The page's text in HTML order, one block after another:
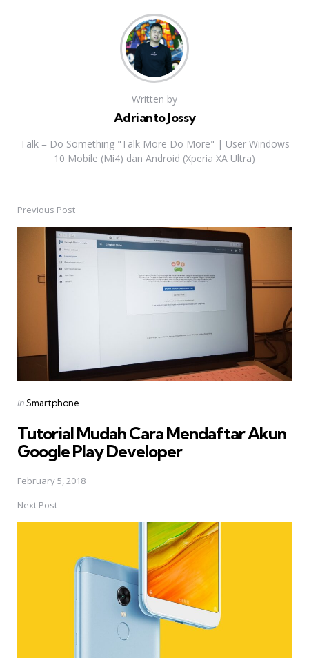
Written by
Adrianto Jossy
Talk = Do Something "Talk More Do More" | User Windows
10 Mobile (Mi4) dan Android (Xperia XA Ultra)
Post
navigation
Previous Post
Posted
inSmartphone
Tutorial Mudah Cara Mendaftar Akun
Google Play Developer
February 5, 2018
Next Post